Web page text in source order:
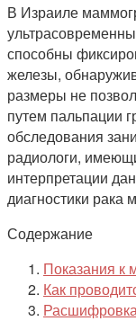
В Израиле
способны
железы,
размеры не
путем пальпации
обследования
радиологи,
интерпретации
диагностики рака
Содержание
Показания к
Как